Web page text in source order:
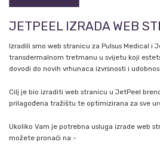
JETPEEL IZRADA WEB
Izradili smo web stranicu za Pulsus Medical i
transdermalnom tretmanu u svijetu koji
dovodi do novih vrhunaca izvrsnosti i
Cilj je bio izraditi web stranicu u JetPeel
prilagođena tražištu te optimizirana za sve
Ukoliko Vam je potrebna usluga izrade web
možete pronaći na -